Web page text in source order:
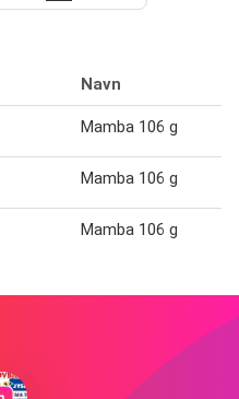
Navn
Mamba 106 g
Mamba 106 g
Mamba 106 g